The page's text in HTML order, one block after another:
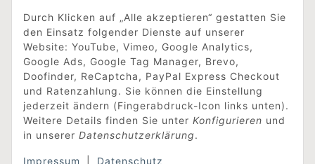
Durch Klicken auf „Alle akzeptieren“ gestatten Sie
den Einsatz folgender Dienste auf unserer
Website: YouTube, Vimeo, Google Analytics,
Google Ads, Google Tag Manager, Brevo,
Doofinder, ReCaptcha, PayPal Express Checkout
und Ratenzahlung. Sie können die Einstellung
jederzeit ändern (Fingerabdruck-Icon links unten).
Weitere Details finden Sie unter Konfigurieren und
in unserer Datenschutzerklärung.
Impressum Datenschutz
Für alle, die nach dem Besonderen suchen!
[mehr erfahren]
Vertrag widerrufen